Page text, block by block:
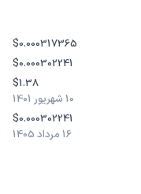
$0.000317365
$0.000302241
$1.38
10 شهریور 1401
$0.000302241
16 مرداد 1405